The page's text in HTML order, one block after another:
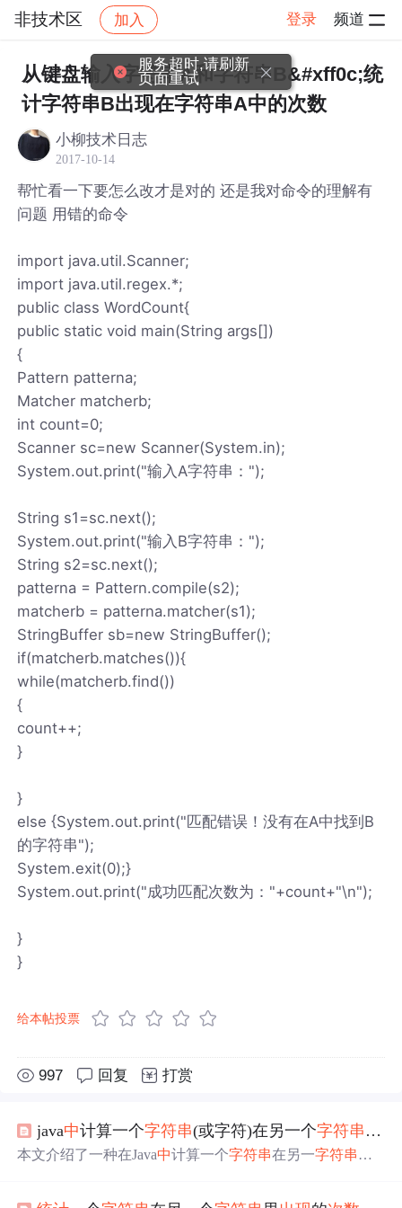
非技术区 加入 登录 频道
社区 非技术区 帖子详情
从键盘输入字符串A和字符串B&#xff0c;统
计字符串B出现在字符串A中的次数
小柳技术日志
2017-10-14
帮忙看一下要怎么改才是对的 还是我对命令的理解有
问题 用错的命令
import java.util.Scanner;
import java.util.regex.*;
public class WordCount{
public static void main(String args[])
{
Pattern patterna;
Matcher matcherb;
int count=0;
Scanner sc=new Scanner(System.in);
System.out.print("输入A字符串：");
String s1=sc.next();
System.out.print("输入B字符串：");
String s2=sc.next();
patterna = Pattern.compile(s2);
matcherb = patterna.matcher(s1);
StringBuffer sb=new StringBuffer();
if(matcherb.matches()){
while(matcherb.find())
{
count++;
}
}
else {System.out.print("匹配错误！没有在A中找到B
的字符串");
System.exit(0);}
System.out.print("成功匹配次数为："+count+"\n");
}
}
给本帖投票
997 回复 打赏
java中计算一个字符串(或字符)在另一个字符串 中
本文介绍了一种在Java中计算一个字符串在另一字符串 中
服务超时,请刷新
页面重试